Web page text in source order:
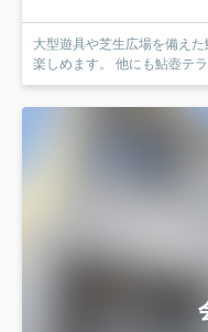
大型遊具や芝生広場を備え
楽しめます。 他に